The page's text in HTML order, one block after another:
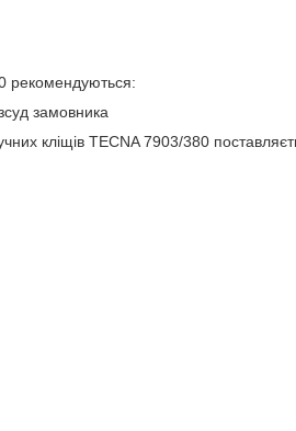
рекомендуються:
замовника
кліщів TECNA 7903/380